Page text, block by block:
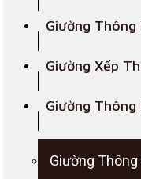
Giường Thông
Giường Xếp
Giường Thông
Giường Thông